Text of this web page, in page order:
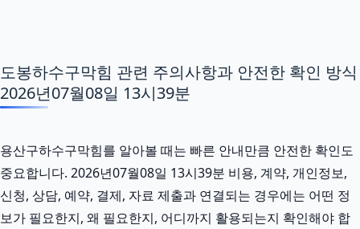
도봉하수구막힘 관련 주의사항과 안전한 확인 방식
2026년07월08일 13시39분
용산구하수구막힘를 알아볼 때는 빠른 안내만큼 안전한 확인도
중요합니다. 2026년07월08일 13시39분 비용, 계약, 개인정보,
신청, 상담, 예약, 결제, 자료 제출과 연결되는 경우에는 어떤 정
보가 필요한지, 왜 필요한지, 어디까지 활용되는지 확인해야 합